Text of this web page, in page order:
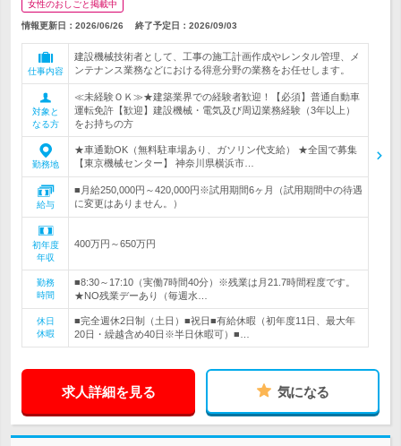
女性のおしごと掲載中
情報更新日：2026/06/26 終了予定日： 2026/09/03
仕事内容
建設機械技術者として、工事の施工計画作成やレンタル管理、メ
ンテナンス業務などにおける得意分野の業務をお任せします。
対象と
なる方
≪未経験ＯＫ≫★建築業界での経験者歓迎！【必須】普通自動車
運転免許【歓迎】建設機械・電気及び周辺業務経験（3年以上）
をお持ちの方
勤務地
★車通勤OK（無料駐車場あり、ガソリン代支給） ★全国で募集
【東京機械センター】 神奈川県横浜市…
給与
■月給250,000円～420,000円※試用期間6ヶ月（試用期間中の待遇
に変更はありません。）
初年度
年収
400万円～650万円
勤務
時間
■8:30～17:10（実働7時間40分）※残業は月21.7時間程度です。
★NO残業デーあり（毎週水…
休日
休暇
■完全週休2日制（土日）■祝日■有給休暇（初年度11日、最大年
20日・繰越含め40日※半日休暇可）■…
求人詳細を見る 気になる